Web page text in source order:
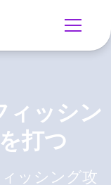
ィッシン
打つ
ッシング攻